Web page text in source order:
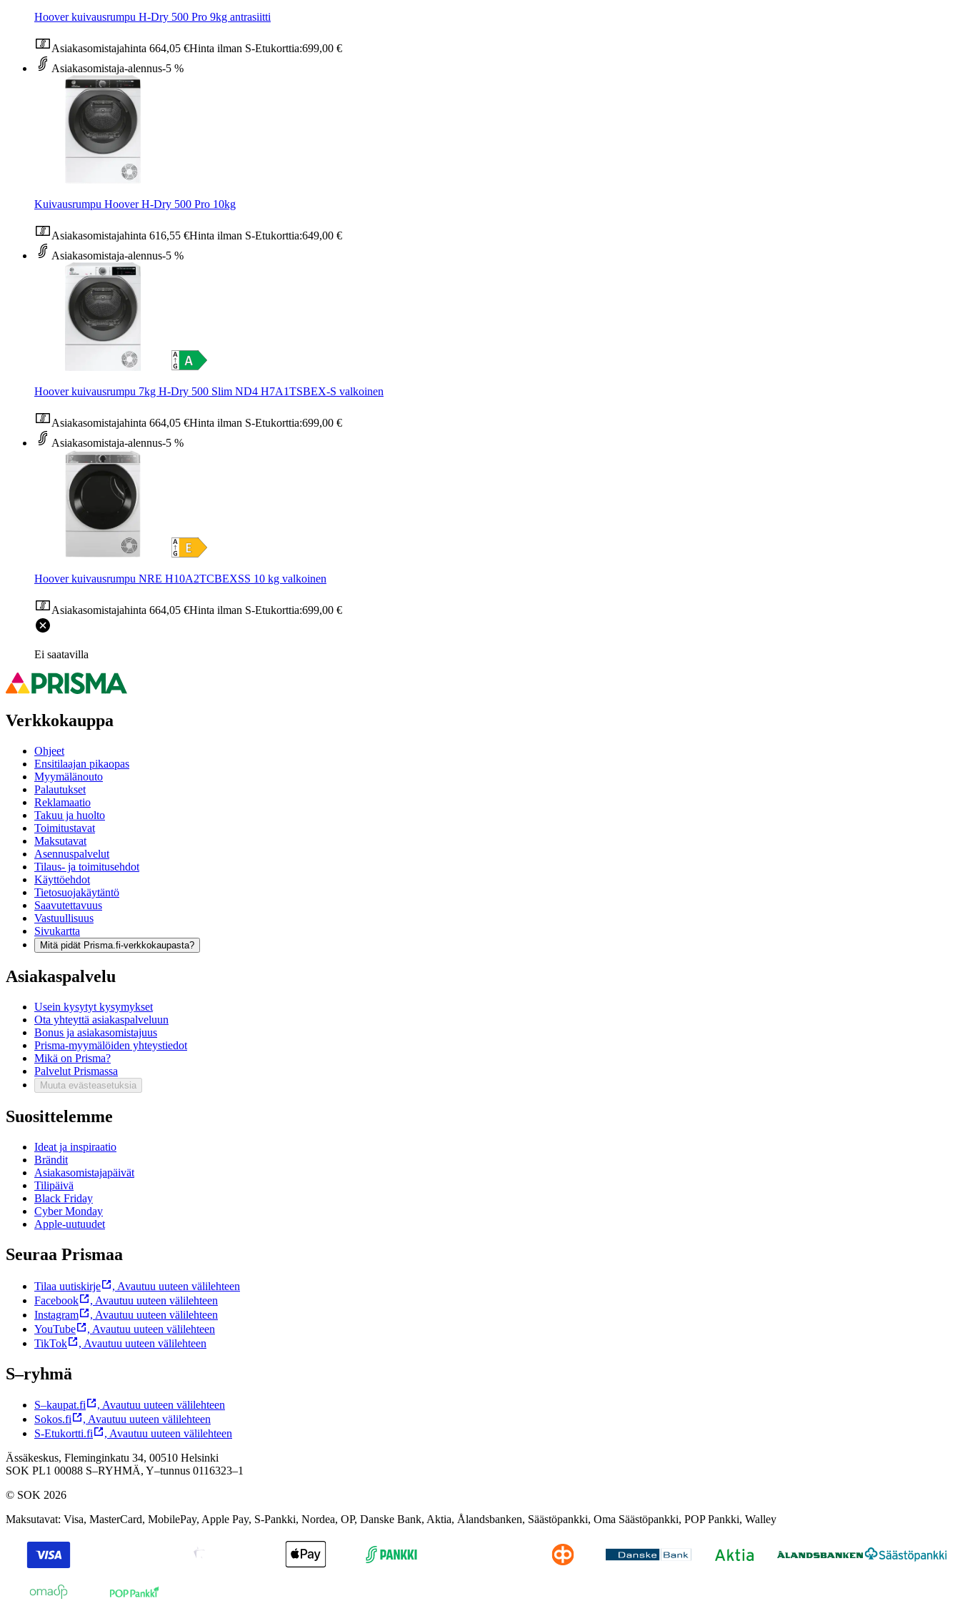
Hoover kuivausrumpu H-Dry 500 Pro 9kg antrasiitti
Asiakasomistajahinta 664,05 €Hinta ilman S-Etukorttia:699,00 €
Asiakasomistaja-alennus-5 %
Kuivausrumpu Hoover H-Dry 500 Pro 10kg
Asiakasomistajahinta 616,55 €Hinta ilman S-Etukorttia:649,00 €
Asiakasomistaja-alennus-5 %
Hoover kuivausrumpu 7kg H-Dry 500 Slim ND4 H7A1TSBEX-S valkoinen
Asiakasomistajahinta 664,05 €Hinta ilman S-Etukorttia:699,00 €
Asiakasomistaja-alennus-5 %
Hoover kuivausrumpu NRE H10A2TCBEXSS 10 kg valkoinen
Asiakasomistajahinta 664,05 €Hinta ilman S-Etukorttia:699,00 €
Ei saatavilla
Verkkokauppa
Ohjeet
Ensitilaajan pikaopas
Myymälänouto
Palautukset
Reklamaatio
Takuu ja huolto
Toimitustavat
Maksutavat
Asennuspalvelut
Tilaus- ja toimitusehdot
Käyttöehdot
Tietosuojakäytäntö
Saavutettavuus
Vastuullisuus
Sivukartta
Mitä pidät Prisma.fi-verkkokaupasta?
Asiakaspalvelu
Usein kysytyt kysymykset
Ota yhteyttä asiakaspalveluun
Bonus ja asiakasomistajuus
Prisma-myymälöiden yhteystiedot
Mikä on Prisma?
Palvelut Prismassa
Muuta evästeasetuksia
Suosittelemme
Ideat ja inspiraatio
Brändit
Asiakasomistajapäivät
Tilipäivä
Black Friday
Cyber Monday
Apple-uutuudet
Seuraa Prismaa
Tilaa uutiskirje , Avautuu uuteen välilehteen
Facebook
, Avautuu uuteen välilehteen
Instagram
, Avautuu uuteen välilehteen
YouTube
, Avautuu uuteen välilehteen
TikTok
, Avautuu uuteen välilehteen
S–ryhmä
S–kaupat.fi , Avautuu uuteen välilehteen
Sokos.fi
, Avautuu uuteen välilehteen
S-Etukortti.fi
, Avautuu uuteen välilehteen
Ässäkeskus, Fleminginkatu 34, 00510 Helsinki
SOK PL1 00088 S–RYHMÄ, Y–tunnus 0116323–1
© SOK 2026
Maksutavat: Visa, MasterCard, MobilePay, Apple Pay, S-Pankki, Nordea, OP, Danske Bank, Aktia, Ålandsbanken, Säästöpankki, Oma Säästöpankki, POP Pankki, Walley